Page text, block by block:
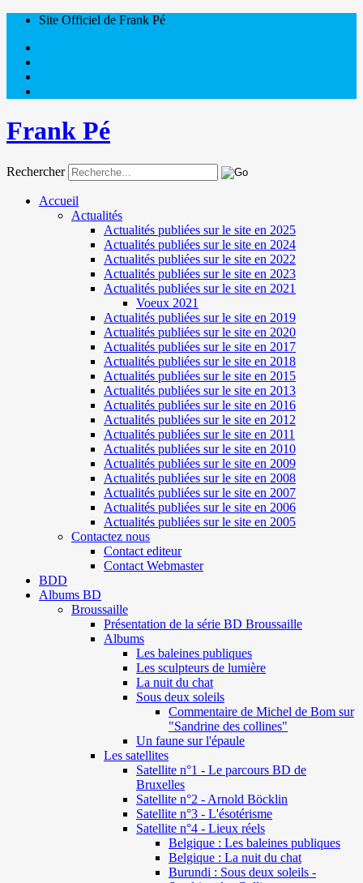
Site Officiel de Frank Pé
Frank Pé
Rechercher
Accueil
Actualités
Actualités publiées sur le site en 2025
Actualités publiées sur le site en 2024
Actualités publiées sur le site en 2022
Actualités publiées sur le site en 2023
Actualités publiées sur le site en 2021
Voeux 2021
Actualités publiées sur le site en 2019
Actualités publiées sur le site en 2020
Actualités publiées sur le site en 2017
Actualités publiées sur le site en 2018
Actualités publiées sur le site en 2015
Actualités publiées sur le site en 2013
Actualités publiées sur le site en 2016
Actualités publiées sur le site en 2012
Actualités publiées sur le site en 2011
Actualités publiées sur le site en 2010
Actualités publiées sur le site en 2009
Actualités publiées sur le site en 2008
Actualités publiées sur le site en 2007
Actualités publiées sur le site en 2006
Actualités publiées sur le site en 2005
Contactez nous
Contact editeur
Contact Webmaster
BDD
Albums BD
Broussaille
Présentation de la série BD Broussaille
Albums
Les baleines publiques
Les sculpteurs de lumière
La nuit du chat
Sous deux soleils
Commentaire de Michel de Bom sur
"Sandrine des collines"
Un faune sur l'épaule
Les satellites
Satellite n°1 - Le parcours BD de
Bruxelles
Satellite n°2 - Arnold Böcklin
Satellite n°3 - L'ésotérisme
Satellite n°4 - Lieux réels
Belgique : Les baleines publiques
Belgique : La nuit du chat
Burundi : Sous deux soleils -